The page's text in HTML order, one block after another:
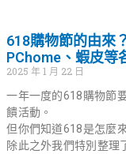
618購物節的由來
PChome、蝦皮等
2025 年 1 月 22 日
一年一度的618購物節
饋活動。
但你們知道618是怎麼
除此之外我們特別整理